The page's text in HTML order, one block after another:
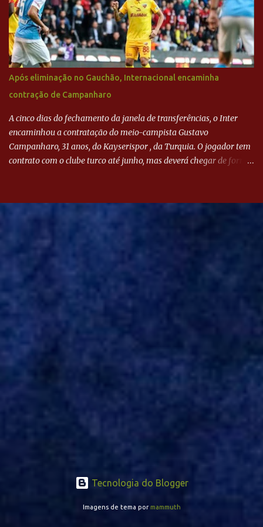
Após eliminação no Gauchão, Internacional encaminha
contração de Campanharo
A cinco dias do fechamento da janela de transferências, o Inter
encaminhou a contratação do meio-campista Gustavo
Campanharo, 31 anos, do Kayserispor , da Turquia. O jogador tem
contrato com o clube turco até junho, mas deverá chegar de forma
Evian, da França, Hellas Verona, da Itália, e Ludogorets, da
Bulgária. O último clube brasileiro foi a Chapecoense, em 2020.
concretizada, o jogador chegará ao Beira-Rio para ser mais uma
opção de Mano Menezes no setor de meio-campo. Atualmente, na
Turquia, Gustavo Campanharo vem atuando como volante, mas
também pode ser utilizado mais avançado. Inter encaminha
contração de Campanharo de 31 anos
Tecnologia do Blogger
Imagens de tema por mammuth